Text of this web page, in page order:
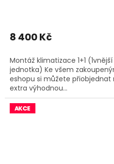
8 400 Kč
Montáž klimatizace 1+1
jednotka) Ke všem
eshopu si můžete
extra výhodnou...